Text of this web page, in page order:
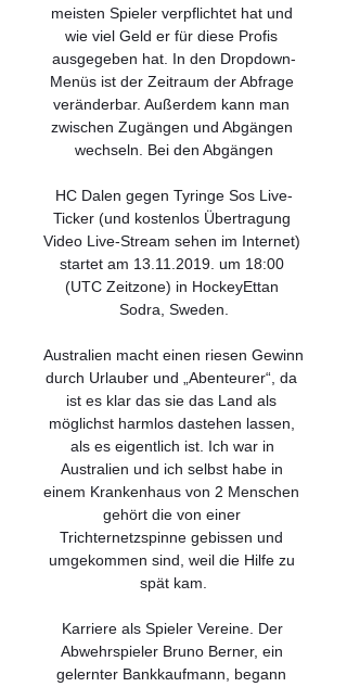
meisten Spieler verpflichtet hat und
wie viel Geld er für diese Profis
ausgegeben hat. In den Dropdown-
Menüs ist der Zeitraum der Abfrage
veränderbar. Außerdem kann man
zwischen Zugängen und Abgängen
wechseln. Bei den Abgängen
HC Dalen gegen Tyringe Sos Live-
Ticker (und kostenlos Übertragung
Video Live-Stream sehen im Internet)
startet am 13.11.2019. um 18:00
(UTC Zeitzone) in HockeyEttan
Sodra, Sweden.
Australien macht einen riesen Gewinn
durch Urlauber und „Abenteurer“, da
ist es klar das sie das Land als
möglichst harmlos dastehen lassen,
als es eigentlich ist. Ich war in
Australien und ich selbst habe in
einem Krankenhaus von 2 Menschen
gehört die von einer
Trichternetzspinne gebissen und
umgekommen sind, weil die Hilfe zu
spät kam.
Karriere als Spieler Vereine. Der
Abwehrspieler Bruno Berner, ein
gelernter Bankkaufmann, begann